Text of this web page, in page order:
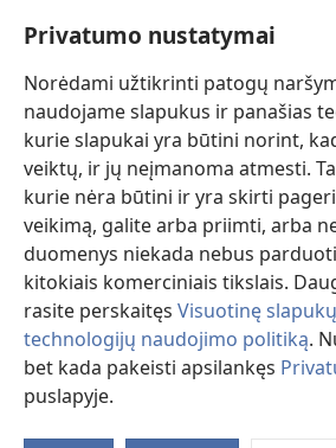
Privatumo nustatymai
Norėdami užtikrinti patogų
naudojame slapukus ir panašias
kurie slapukai yra būtini norint,
veiktų, ir jų neįmanoma atmesti.
kurie nėra būtini ir yra skirti
veikimą, galite arba priimti, arba
duomenys niekada nebus
kitokiais komerciniais tikslais.
rasite perskaitęs Visuotinę
technologijų naudojimo politiką.
bet kada pakeisti apsilankęs
puslapyje.
(atsiveria
naujas
langas)Sargybos bokšto INTERNETINĖ
(atsiveria
naujas
langas)JW Hub ®
(atsiveria
naujas
langas)JW Library
Watchtower Library
Copyright© 2026 Watch Tower Bible and
NAUDOJIMOSI SVETAINE SĄLYGOS